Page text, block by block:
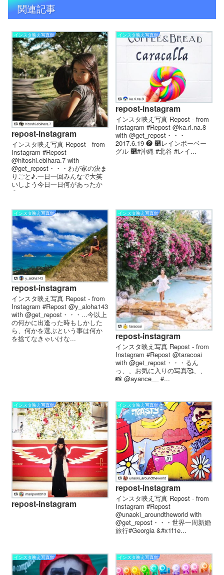
関連記事
インスタ映え写真館
repost-instagram
インスタ映え写真 Repost - from
Instagram #Repost
@hitoshi.ebihara.7 with
@get_repost・・・わが家の決ま
りごと♪.一日一回みんなで大笑
いしよう今日一日何があったか
を...
インスタ映え写真館
repost-instagram
インスタ映え写真 Repost - from
Instagram #Repost @ka.ri.na.8
with @get_repost・・・
2017.6.19 ❷ ࿺レインボーベー
グル️ ࿺#沖縄 #北谷 #レイ...
インスタ映え写真館
repost-instagram
インスタ映え写真 Repost - from
Instagram #Repost @y_aloha143
with @get_repost・・・...今以上
の何かに出逢った時もしかした
ら、何かを選ぶという事は何か
を捨てなきゃいけな...
インスタ映え写真館
repost-instagram
インスタ映え写真 Repost - from
Instagram #Repost @taracoai
with @get_repost・・・るん
っ、、お気に入りの写真🥰、、
📸 @ayance__ #...
インスタ映え写真館
repost-instagram
インスタ映え写真館
repost-instagram
インスタ映え写真 Repost - from
Instagram #Repost
@unaoki_aroundtheworld with
@get_repost・・・世界一周新婚
旅行️#Georgia &#x1f1e...
インスタ映え写真館 インスタ映え写真館